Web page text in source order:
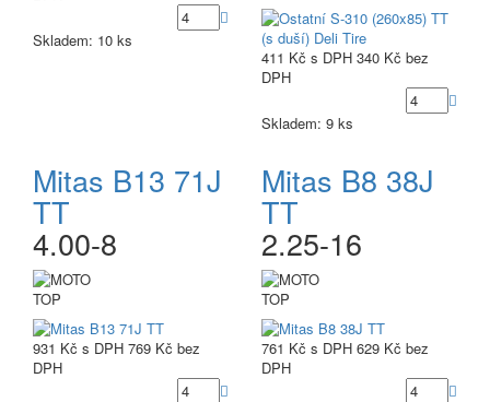
Skladem: 10 ks
411 Kč s DPH 340 Kč bez
DPH
Skladem: 9 ks
Mitas B13 71J
TT
4.00-8
TOP
931 Kč s DPH 769 Kč bez
DPH
Mitas B8 38J
TT
2.25-16
TOP
761 Kč s DPH 629 Kč bez
DPH